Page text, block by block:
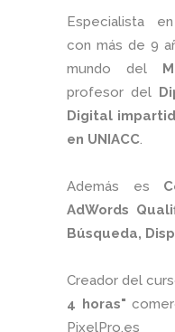
Especialista
con más de 9
mundo del
profesor del
Digital
en UNIACC.
Además es
AdWords
Búsqueda,
Creador del
4 horas"
PixelPro.es